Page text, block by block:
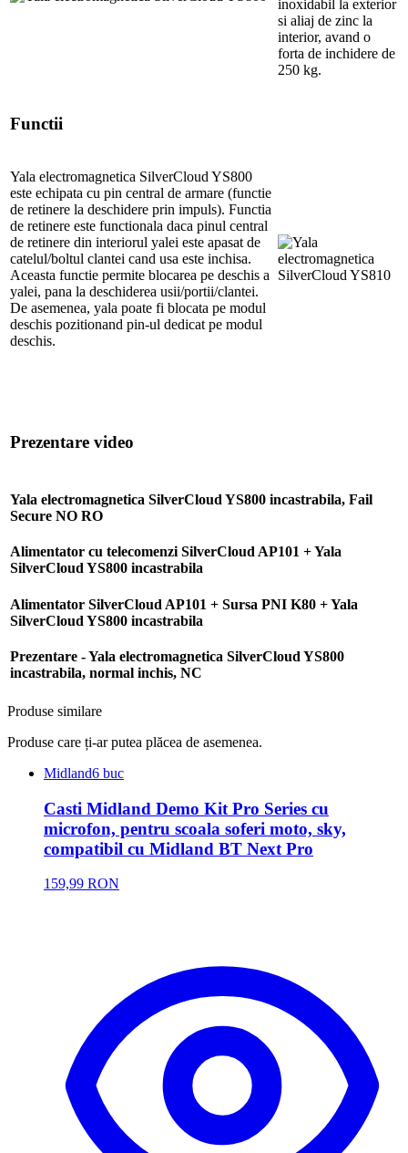
inoxidabil la exterior
si aliaj de zinc la
interior, avand o
forta de inchidere de
250 kg.
Functii
Yala electromagnetica SilverCloud YS800
este echipata cu pin central de armare (functie
de retinere la deschidere prin impuls). Functia
de retinere este functionala daca pinul central
de retinere din interiorul yalei este apasat de
catelul/boltul clantei cand usa este inchisa.
Aceasta functie permite blocarea pe deschis a
yalei, pana la deschiderea usii/portii/clantei.
De asemenea, yala poate fi blocata pe modul
deschis pozitionand pin-ul dedicat pe modul
deschis.
Prezentare video
Yala electromagnetica SilverCloud YS800 incastrabila, Fail
Secure NO RO
Alimentator cu telecomenzi SilverCloud AP101 + Yala
SilverCloud YS800 incastrabila
Alimentator SilverCloud AP101 + Sursa PNI K80 + Yala
SilverCloud YS800 incastrabila
Prezentare - Yala electromagnetica SilverCloud YS800
incastrabila, normal inchis, NC
Produse similare
Produse care ți-ar putea plăcea de asemenea.
Midland6 buc
Casti Midland Demo Kit Pro Series cu
microfon, pentru scoala soferi moto, sky,
compatibil cu Midland BT Next Pro
159,99 RON